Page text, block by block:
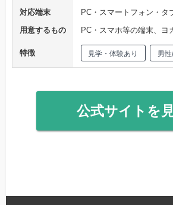
対応端末
PC・スマートフォン・タ
用意するもの
PC・スマホ等の端末、ヨ
特徴 見学・体験あり 男
公式サイトを